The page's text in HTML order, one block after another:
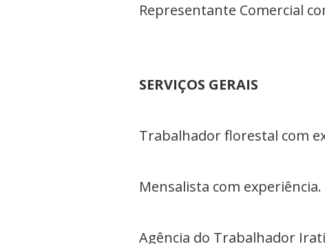
Representante Comercial
SERVIÇOS GERAIS
Trabalhador florestal com
Mensalista com
Agência do Trabalhador